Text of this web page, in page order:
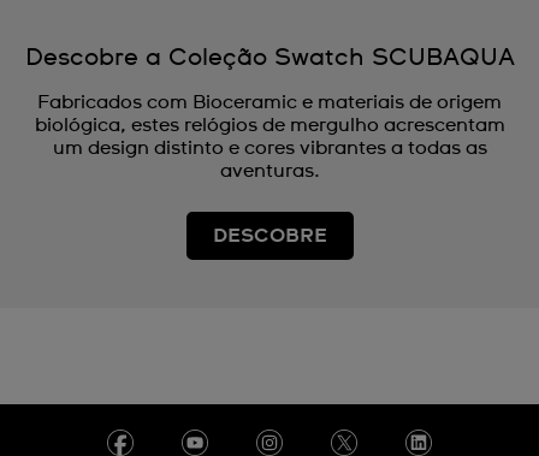
Descobre a Coleção Swatch SCUBAQUA
Fabricados com Bioceramic e materiais de origem
biológica, estes relógios de mergulho acrescentam
um design distinto e cores vibrantes a todas as
aventuras.
DESCOBRE